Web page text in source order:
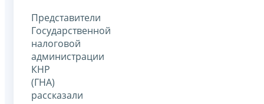
Представители
Государственной
налоговой
администрации
КНР
(ГНА)
рассказали